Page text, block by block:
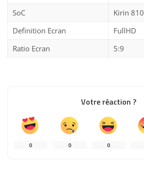
SoC
Kirin 810
Definition Ecran
FullHD
Ratio Ecran
5:9
Votre réaction ?
0 0 0